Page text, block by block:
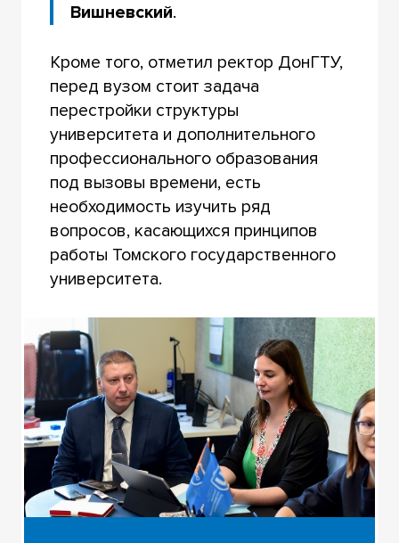
Вишневский.
Кроме того, отметил ректор ДонГТУ,
перед вузом стоит задача
перестройки структуры
университета и дополнительного
профессионального образования
под вызовы времени, есть
необходимость изучить ряд
вопросов, касающихся принципов
работы Томского государственного
университета.